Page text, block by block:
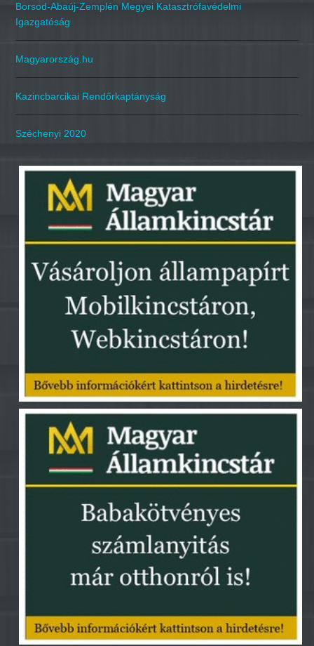
Borsod-Abaúj-Zemplén Megyei Katasztrófavédelmi
Igazgatóság
Magyarország.hu
Kazincbarcikai Rendőrkaptányság
Széchenyi 2020